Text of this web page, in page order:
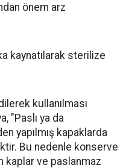
önem arz
kaynatılarak sterilize
kullanılması
"Paslı ya da
yapılmış kapaklarda
Bu nedenle konserve
kaplar ve paslanmaz